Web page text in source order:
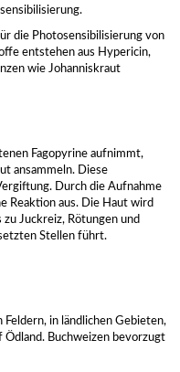
die Photosensibilisierung von
entstehen aus Hypericin,
wie Johanniskraut
Fagopyrine aufnimmt,
ansammeln. Diese
Durch die Aufnahme
Reaktion aus. Die Haut wird
Juckreiz, Rötungen und
Stellen führt.
in ländlichen Gebieten,
Ödland. Buchweizen bevorzugt